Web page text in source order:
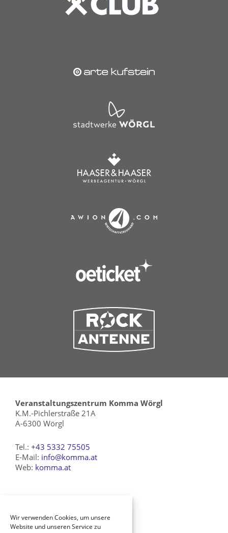
Wir verwenden Cookies, um unsere
Website und unseren Service zu
Veranstaltungszentrum Komma Wörgl
K.M.-Pichlerstraße 21A
A-6300 Wörgl
Tel.: +43 5332 75505
E-Mail: info@komma.at
Web: komma.at
History